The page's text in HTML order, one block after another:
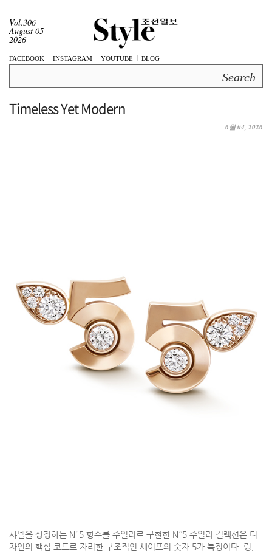
Vol.306
August 05
2026
FACEBOOK INSTAGRAM YOUTUBE BLOG
Timeless Yet Modern
6월 04, 2026
샤넬을 상징하는 N°5 향수를 주얼리로 구현한 N°5 주얼리 컬렉션은 디
자인의 핵심 코드로 자리한 구조적인 셰이프의 숫자 5가 특징이다. 링,